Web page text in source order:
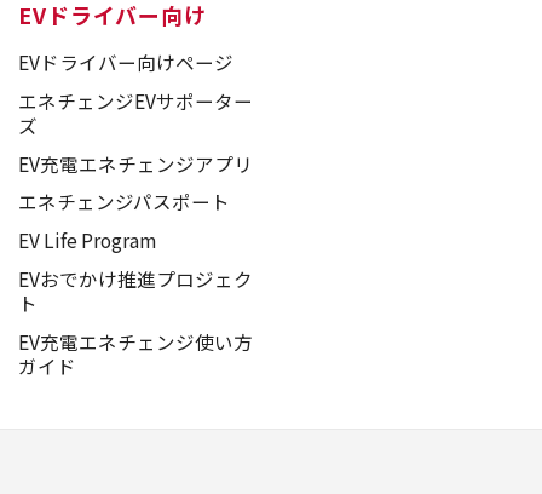
EVドライバー向け
EVドライバー向けページ
エネチェンジEVサポーター
ズ
EV充電エネチェンジアプリ
エネチェンジパスポート
EV Life Program
EVおでかけ推進プロジェク
ト
EV充電エネチェンジ使い方
ガイド